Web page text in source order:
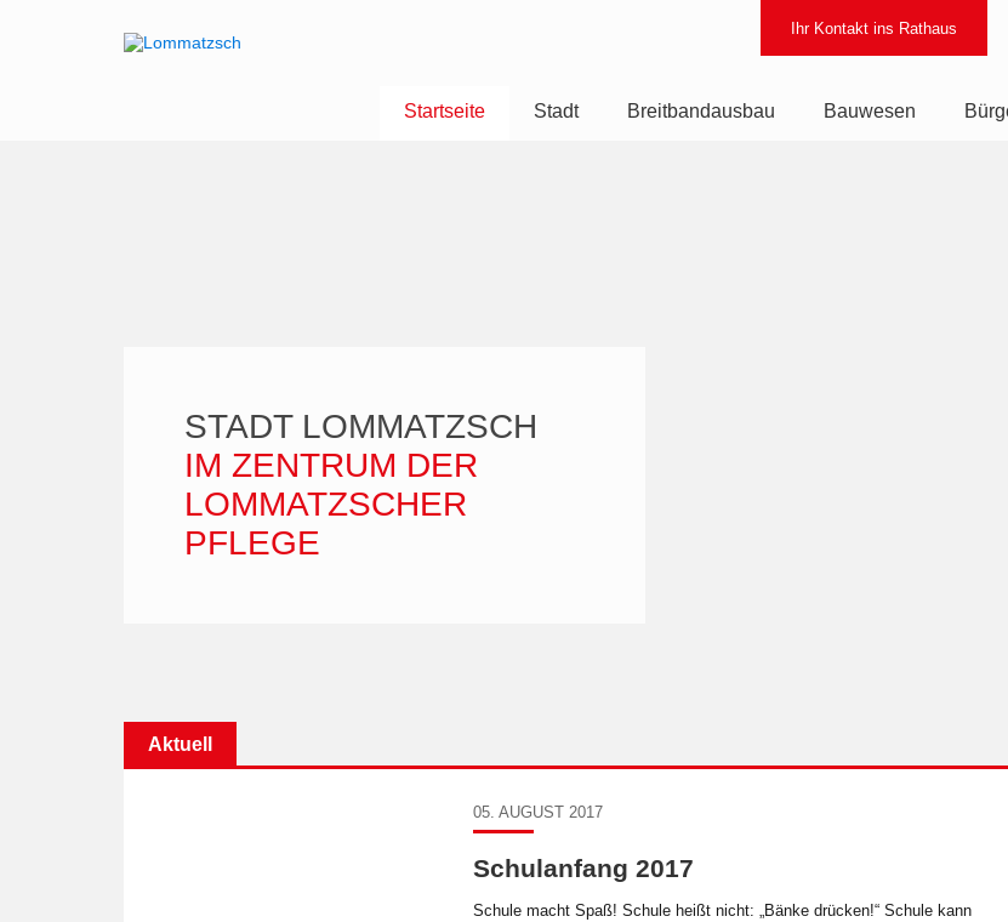
Ihr Kontakt ins Rathaus
Startseite Stadt Breitbandausbau Bauwesen
STADT LOMMATZSCH
IM ZENTRUM DER
LOMMATZSCHER
PFLEGE
Aktuell
05. AUGUST 2017
Schulanfang 2017
Schule macht Spaß! Schule heißt nicht: „Bänke drücken!“ Schule kann